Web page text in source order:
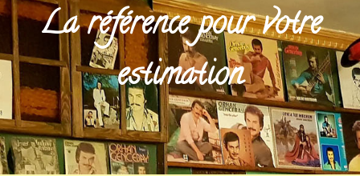
La référence pour votre
estimation